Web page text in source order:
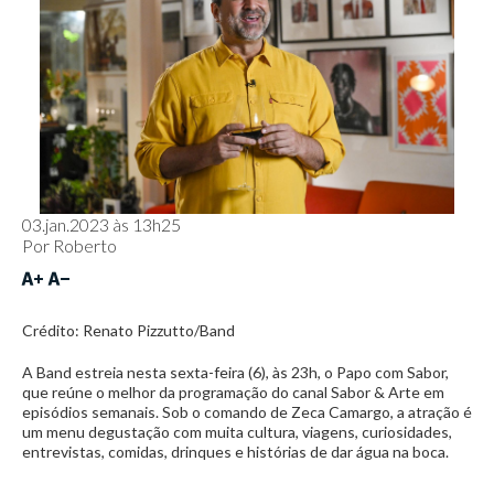
03.jan.2023 às 13h25
Por Roberto
Crédito: Renato Pizzutto/Band
A Band estreia nesta sexta-feira (6), às 23h, o Papo com Sabor,
que reúne o melhor da programação do canal Sabor & Arte em
episódios semanais. Sob o comando de Zeca Camargo, a atração é
um menu degustação com muita cultura, viagens, curiosidades,
entrevistas, comidas, drinques e histórias de dar água na boca.